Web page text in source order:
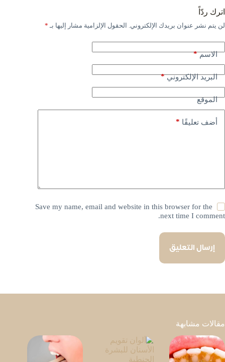
اترك ردّاً
لن يتم نشر عنوان بريدك الإلكتروني. الحقول الإلزامية مشار إليها بـ *
الاسم*
البريد الإلكتروني*
الموقع
أضف تعليقًا *
Save my name, email and website in this browser for the
next time I comment.
إرسال التعليق
مقالات مشابهة